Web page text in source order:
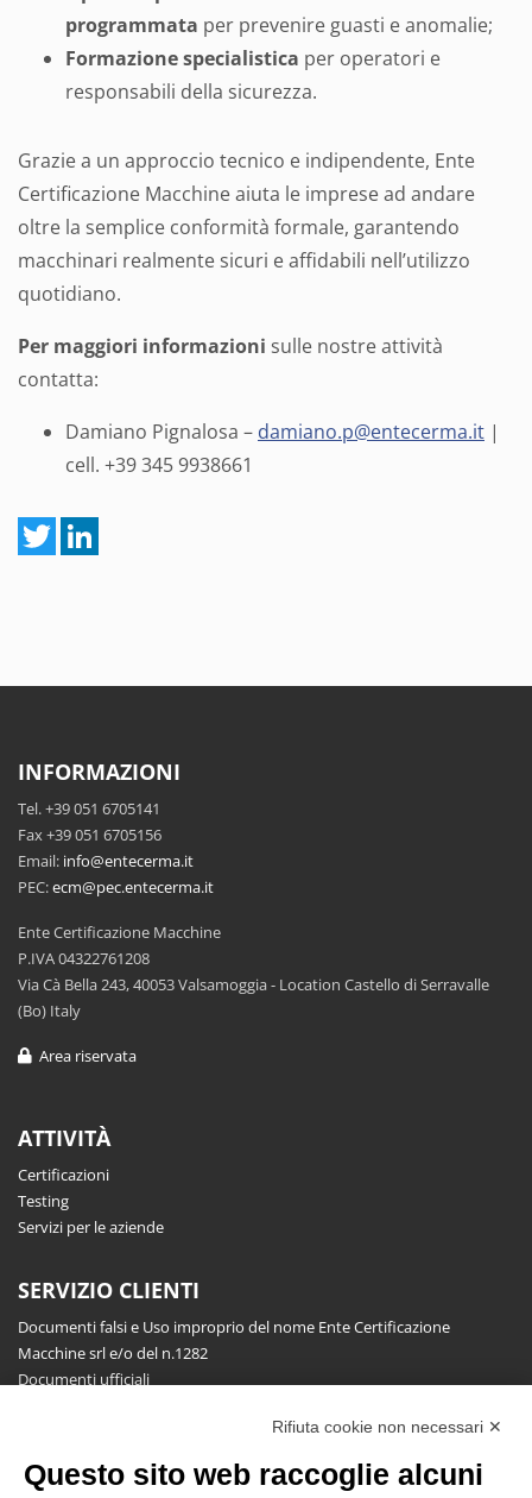
programmata per prevenire guasti e anomalie;
Formazione specialistica per operatori e
responsabili della sicurezza.
Grazie a un approccio tecnico e indipendente, Ente
Certificazione Macchine aiuta le imprese ad andare
oltre la semplice conformità formale, garantendo
macchinari realmente sicuri e affidabili nell’utilizzo
quotidiano.
Per maggiori informazioni sulle nostre attività
contatta:
Damiano Pignalosa – damiano.p@entecerma.it |
cell. +39 345 9938661
INFORMAZIONI
Tel. +39 051 6705141
Fax +39 051 6705156
Email: info@entecerma.it
PEC:ecm@pec.entecerma.it
Ente Certificazione Macchine
P.IVA 04322761208
Via Cà Bella 243, 40053 Valsamoggia - Location Castello di Serravalle
(Bo) Italy
Area riservata
ATTIVITÀ
Certificazioni
Testing
Servizi per le aziende
SERVIZIO CLIENTI
Documenti falsi e Uso improprio del nome Ente Certificazione
Macchine srl e/o del n.1282
Documenti ufficiali
Rifiuta cookie non necessari ✕
Questo sito web raccoglie alcuni